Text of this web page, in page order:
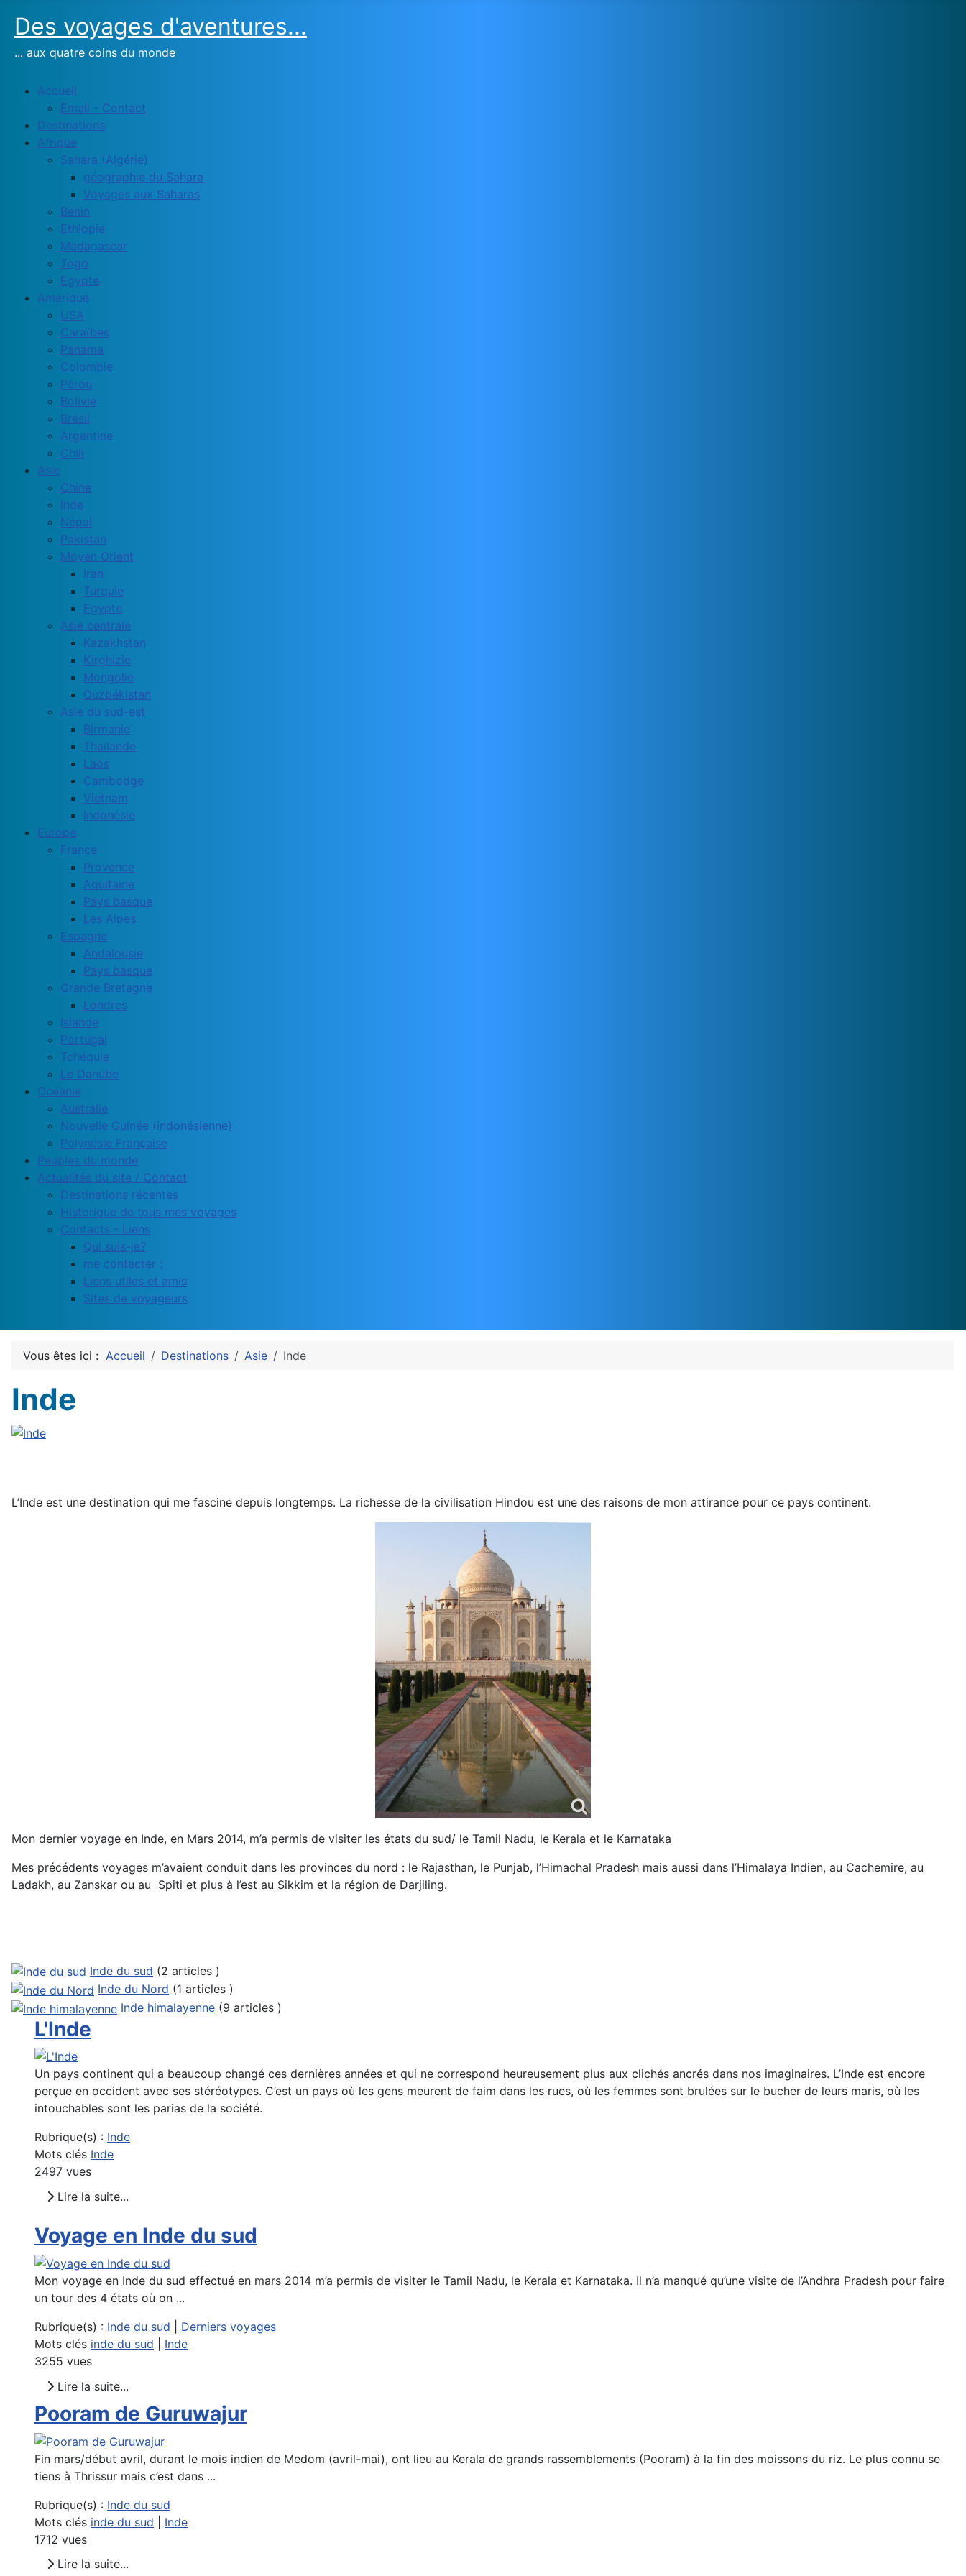
Des voyages d'aventures...
... aux quatre coins du monde
Accueil
Email - Contact
Destinations
Afrique
Sahara (Algérie)
géographie du Sahara
Voyages aux Saharas
Benin
Ethiopie
Madagascar
Togo
Egypte
Amerique
USA
Caraïbes
Panama
Colombie
Pérou
Bolivie
Brésil
Argentine
Chili
Asie
Chine
Inde
Népal
Pakistan
Moyen Orient
Iran
Turquie
Egypte
Asie centrale
Kazakhstan
Kirghizie
Mongolie
Ouzbékistan
Asie du sud-est
Birmanie
Thailande
Laos
Cambodge
Vietnam
Indonésie
Europe
France
Provence
Aquitaine
Pays basque
Les Alpes
Espagne
Andalousie
Pays basque
Grande Bretagne
Londres
Islande
Portugal
Tchéquie
Le Danube
Océanie
Australie
Nouvelle Guinée (indonésienne)
Polynésie Française
Peuples du monde
Actualités du site / Contact
Destinations récentes
Historique de tous mes voyages
Contacts - Liens
Qui suis-je?
me contacter :
Liens utiles et amis
Sites de voyageurs
Vous êtes ici : Accueil Destinations Asie Inde
Inde
L’Inde est une destination qui me fascine depuis longtemps. La richesse de la civilisation Hindou est une des raisons de mon attirance pour ce pays continent.
Mon dernier voyage en Inde, en Mars 2014, m’a permis de visiter les états du sud/ le Tamil Nadu, le Kerala et le Karnataka
Mes précédents voyages m’avaient conduit dans les provinces du nord : le Rajasthan, le Punjab, l’Himachal Pradesh mais aussi dans l’Himalaya Indien, au Cachemire, au
Ladakh, au Zanskar ou au Spiti et plus à l’est au Sikkim et la région de Darjiling.
Inde du sud (2 articles )
Inde du Nord (1 articles )
Inde himalayenne (9 articles )
L'Inde
Un pays continent qui a beaucoup changé ces dernières années et qui ne correspond heureusement plus aux clichés ancrés dans nos imaginaires. L’Inde est encore
perçue en occident avec ses stéréotypes. C’est un pays où les gens meurent de faim dans les rues, où les femmes sont brulées sur le bucher de leurs maris, où les
intouchables sont les parias de la société.
Rubrique(s) : Inde
Mots clés Inde
2497 vues
Lire la suite...
Voyage en Inde du sud
Mon voyage en Inde du sud effectué en mars 2014 m’a permis de visiter le Tamil Nadu, le Kerala et Karnataka. Il n’a manqué qu’une visite de l’Andhra Pradesh pour faire
un tour des 4 états où on ...
Rubrique(s) : Inde du sud
Derniers voyages
Mots clés inde du sud
Inde
3255 vues
Lire la suite...
Pooram de Guruwajur
Fin mars/début avril, durant le mois indien de Medom (avril-mai), ont lieu au Kerala de grands rassemblements (Pooram) à la fin des moissons du riz. Le plus connu se
tiens à Thrissur mais c’est dans ...
Rubrique(s) : Inde du sud
Mots clés inde du sud
Inde
1712 vues
Lire la suite...